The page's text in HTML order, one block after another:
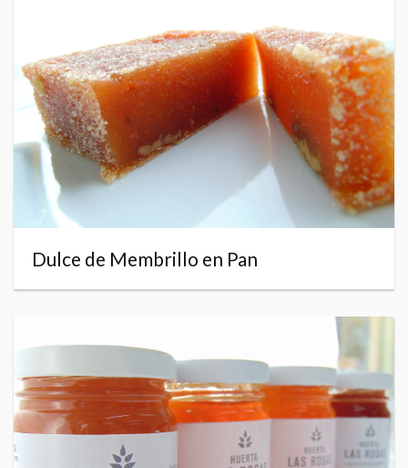
Dulce de Membrillo en Pan